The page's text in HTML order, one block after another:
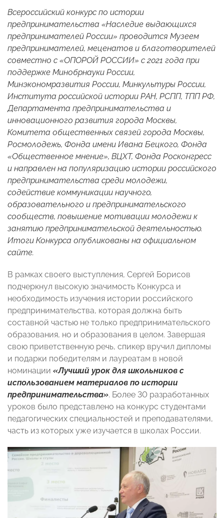
Всероссийский конкурс по истории
предпринимательства «Наследие выдающихся
предпринимателей России» проводится Музеем
предпринимателей, меценатов и благотворителей
совместно с «ОПОРОЙ РОССИИ» с 2021 года при
поддержке Минобрнауки России,
Минэкономразвития России, Минкультуры России,
Института российской истории РАН, РСПП, ТПП РФ,
Департамента предпринимательства и
инновационного развития города Москвы,
Комитета общественных связей города Москвы,
Росмолодежь, Фонда имени Ивана Бецкого, Фонда
«Общественное мнение», ВЦХТ, Фонда Росконгресс
и направлен на популяризацию истории российского
предпринимательства среди молодежи,
содействие коммуникации научного,
образовательного и предпринимательского
сообществ, повышение мотивации молодежи к
занятию предпринимательской деятельностью.
Итоги Конкурса опубликованы на официальном
сайте.
В рамках своего выступления, Сергей Борисов
подчеркнул высокую значимость Конкурса и
необходимость изучения истории российского
предпринимательства, которая должна быть
составной частью не только предпринимательского
образования, но и образования в целом. Завершая
свою приветственную речь, спикер вручил дипломы
и подарки победителям и лауреатам в новой
номинации «Лучший урок для школьников с
использованием материалов по истории
предпринимательства». Более 30 разработанных
уроков было представлено на конкурс студентами
педагогических специальностей и преподавателями,
часть из которых уже изучается в школах России.